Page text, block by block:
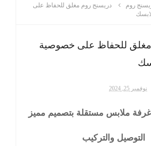
روم
دريسنج روم مغلق للحفاظ على
للحفاظ على خصوصية
نوفمبر 25, 2024
ملابس مستقلة بتصميم مميز
التوصيل والتركيب